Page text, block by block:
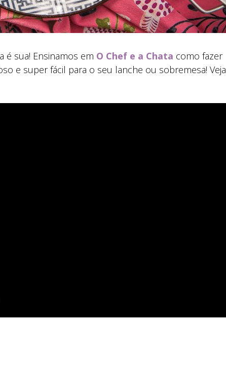
é sua! Ensinamos em O Chef e a Chata como fazer
e super fácil para o seu lanche ou sobremesa! Veja